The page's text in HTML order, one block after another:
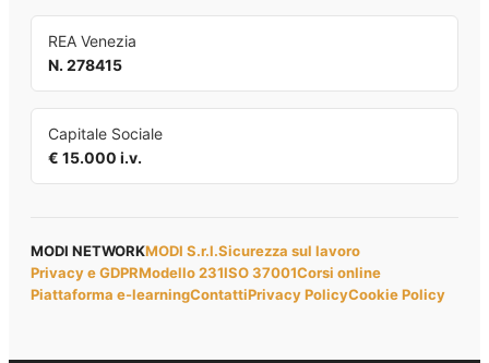
REA Venezia
N. 278415
Capitale Sociale
€ 15.000 i.v.
MODI NETWORKMODI S.r.l.Sicurezza sul lavoro
Privacy e GDPRModello 231ISO 37001Corsi online
Piattaforma e-learningContattiPrivacy PolicyCookie Policy